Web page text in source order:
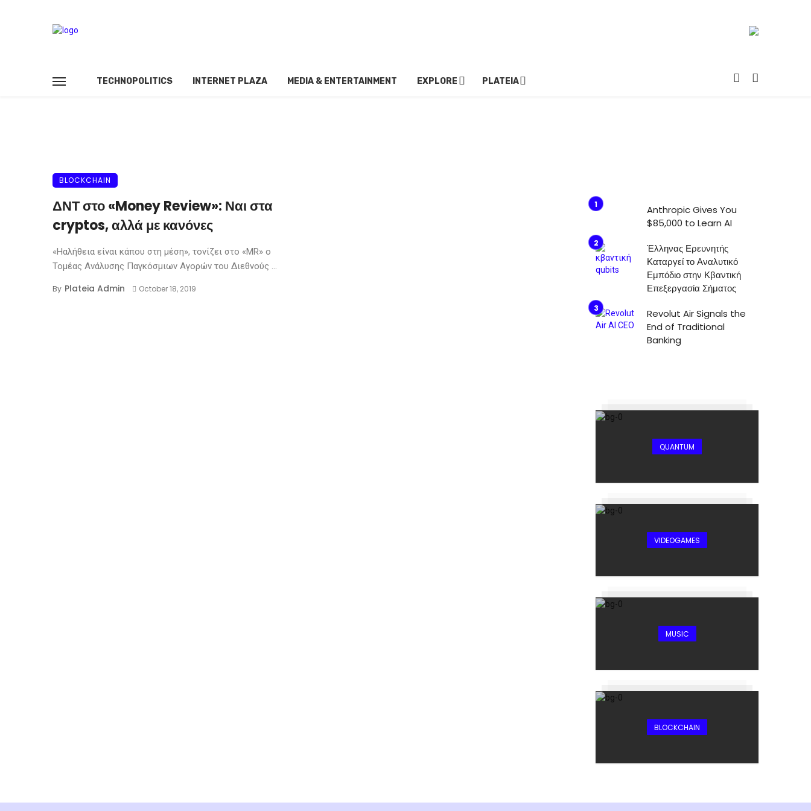
TECHNOPOLITICS INTERNET PLAZA MEDIA & ENTERTAINMENT EXPLORE PLATEIA
BLOCKCHAIN
ΔΝΤ στο «Money Review»: Ναι στα
cryptos, αλλά με κανόνες
«Ηαλήθεια είναι κάπου στη μέση», τονίζει στο «MR» ο
Τομέας Ανάλυσης Παγκόσμιων Αγορών του Διεθνούς ...
By Plateia Admin October 18, 2019
Anthropic Gives You
$85,000 to Learn AI
Έλληνας Ερευνητής
Καταργεί το Αναλυτικό
Εμπόδιο στην Κβαντική
Επεξεργασία Σήματος
Revolut Air Signals the
End of Traditional
Banking
QUANTUM
VIDEOGAMES
MUSIC
BLOCKCHAIN